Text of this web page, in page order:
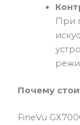
При
Почему
FineVu